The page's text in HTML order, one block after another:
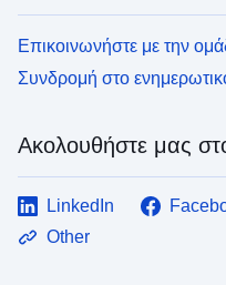
Επικοινωνήστε με την
Συνδρομή στο
Ακολουθήστε μας
LinkedIn
Other